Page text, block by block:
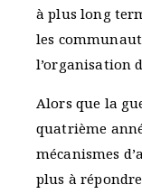
à plus long
les
l’organisation
Alors que la
quatrième
mécanismes
plus à